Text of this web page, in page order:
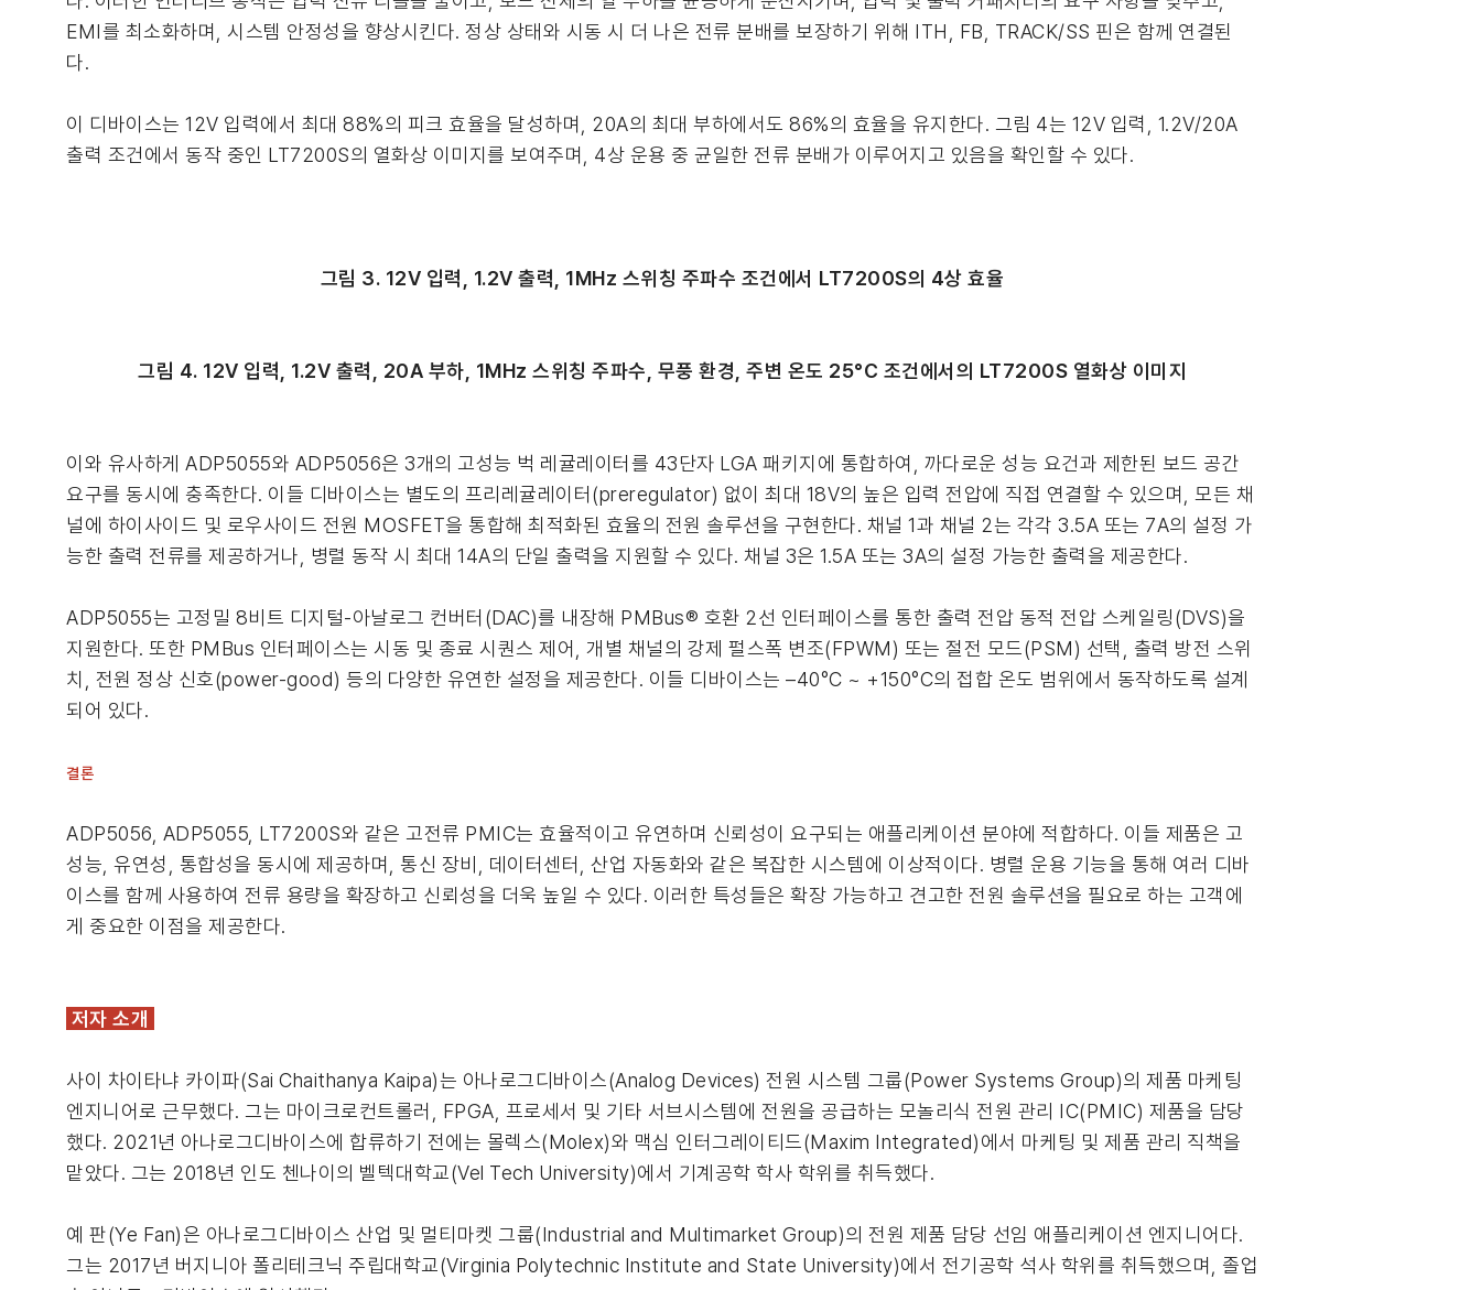
EMI를 최소화하며, 시스템 안정성을 향상시킨다. 정상 상태와 시동 시 더 나은 전류 분배를 보장하기 위해 ITH, FB, TRACK/SS 핀은 함께 연결된
다.
이 디바이스는 12V 입력에서 최대 88%의 피크 효율을 달성하며, 20A의 최대 부하에서도 86%의 효율을 유지한다. 그림 4는 12V 입력, 1.2V/20A
출력 조건에서 동작 중인 LT7200S의 열화상 이미지를 보여주며, 4상 운용 중 균일한 전류 분배가 이루어지고 있음을 확인할 수 있다.
그림 3. 12V 입력, 1.2V 출력, 1MHz 스위칭 주파수 조건에서 LT7200S의 4상 효율
그림 4. 12V 입력, 1.2V 출력, 20A 부하, 1MHz 스위칭 주파수, 무풍 환경, 주변 온도 25°C 조건에서의 LT7200S 열화상 이미지
이와 유사하게 ADP5055와 ADP5056은 3개의 고성능 벅 레귤레이터를 43단자 LGA 패키지에 통합하여, 까다로운 성능 요건과 제한된 보드 공간
요구를 동시에 충족한다. 이들 디바이스는 별도의 프리레귤레이터(preregulator) 없이 최대 18V의 높은 입력 전압에 직접 연결할 수 있으며, 모든 채
널에 하이사이드 및 로우사이드 전원 MOSFET을 통합해 최적화된 효율의 전원 솔루션을 구현한다. 채널 1과 채널 2는 각각 3.5A 또는 7A의 설정 가
능한 출력 전류를 제공하거나, 병렬 동작 시 최대 14A의 단일 출력을 지원할 수 있다. 채널 3은 1.5A 또는 3A의 설정 가능한 출력을 제공한다.
ADP5055는 고정밀 8비트 디지털-아날로그 컨버터(DAC)를 내장해 PMBus® 호환 2선 인터페이스를 통한 출력 전압 동적 전압 스케일링(DVS)을
지원한다. 또한 PMBus 인터페이스는 시동 및 종료 시퀀스 제어, 개별 채널의 강제 펄스폭 변조(FPWM) 또는 절전 모드(PSM) 선택, 출력 방전 스위
치, 전원 정상 신호(power-good) 등의 다양한 유연한 설정을 제공한다. 이들 디바이스는 –40°C ~ +150°C의 접합 온도 범위에서 동작하도록 설계
되어 있다.
결론
ADP5056, ADP5055, LT7200S와 같은 고전류 PMIC는 효율적이고 유연하며 신뢰성이 요구되는 애플리케이션 분야에 적합하다. 이들 제품은 고
성능, 유연성, 통합성을 동시에 제공하며, 통신 장비, 데이터센터, 산업 자동화와 같은 복잡한 시스템에 이상적이다. 병렬 운용 기능을 통해 여러 디바
이스를 함께 사용하여 전류 용량을 확장하고 신뢰성을 더욱 높일 수 있다. 이러한 특성들은 확장 가능하고 견고한 전원 솔루션을 필요로 하는 고객에
게 중요한 이점을 제공한다.
저자 소개
사이 차이타냐 카이파(Sai Chaithanya Kaipa)는 아나로그디바이스(Analog Devices) 전원 시스템 그룹(Power Systems Group)의 제품 마케팅
엔지니어로 근무했다. 그는 마이크로컨트롤러, FPGA, 프로세서 및 기타 서브시스템에 전원을 공급하는 모놀리식 전원 관리 IC(PMIC) 제품을 담당
했다. 2021년 아나로그디바이스에 합류하기 전에는 몰렉스(Molex)와 맥심 인터그레이티드(Maxim Integrated)에서 마케팅 및 제품 관리 직책을
맡았다. 그는 2018년 인도 첸나이의 벨텍대학교(Vel Tech University)에서 기계공학 학사 학위를 취득했다.
예 판(Ye Fan)은 아나로그디바이스 산업 및 멀티마켓 그룹(Industrial and Multimarket Group)의 전원 제품 담당 선임 애플리케이션 엔지니어다.
그는 2017년 버지니아 폴리테크닉 주립대학교(Virginia Polytechnic Institute and State University)에서 전기공학 석사 학위를 취득했으며, 졸업